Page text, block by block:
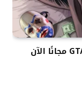
رسمياً: يمكنك لعب GTA Online مجانًا الآن